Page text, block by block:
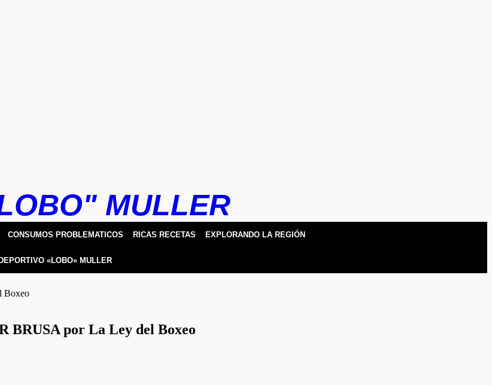
MULLER
CONSUMOS PROBLEMATICOS RICAS RECETAS EXPLORANDO LA REGIÓN
«LOBO» MULLER
por La Ley del Boxeo